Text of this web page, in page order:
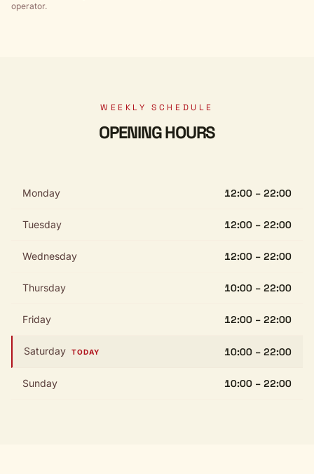
operator.
WEEKLY SCHEDULE
OPENING HOURS
Monday 12:00 – 22:00
Tuesday 12:00 – 22:00
Wednesday 12:00 – 22:00
Thursday 10:00 – 22:00
Friday 12:00 – 22:00
Saturday TODAY 10:00 – 22:00
Sunday 10:00 – 22:00